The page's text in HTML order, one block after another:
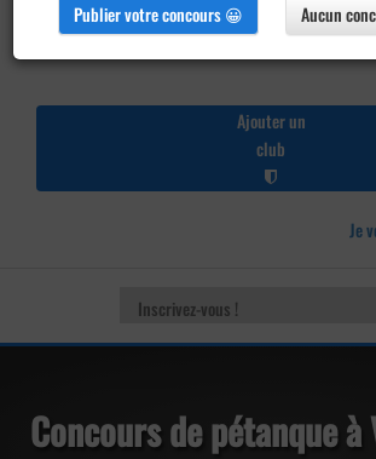
Ajouter un
club
Je
Concours de pétanque à
Publier votre concours 😀 Aucun